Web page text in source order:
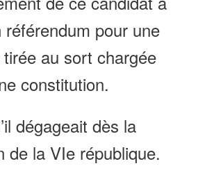
référendum pour une
tirée au sortchargée
constitution.
dégageait dès la
de la VIe république.